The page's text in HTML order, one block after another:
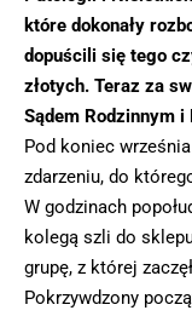
które dokonały
dopuścili się tego
złotych. Teraz za
Sądem Rodzinnym
Pod koniec
zdarzeniu, do
W godzinach
kolegą szli do
grupę, z której
Pokrzywdzony